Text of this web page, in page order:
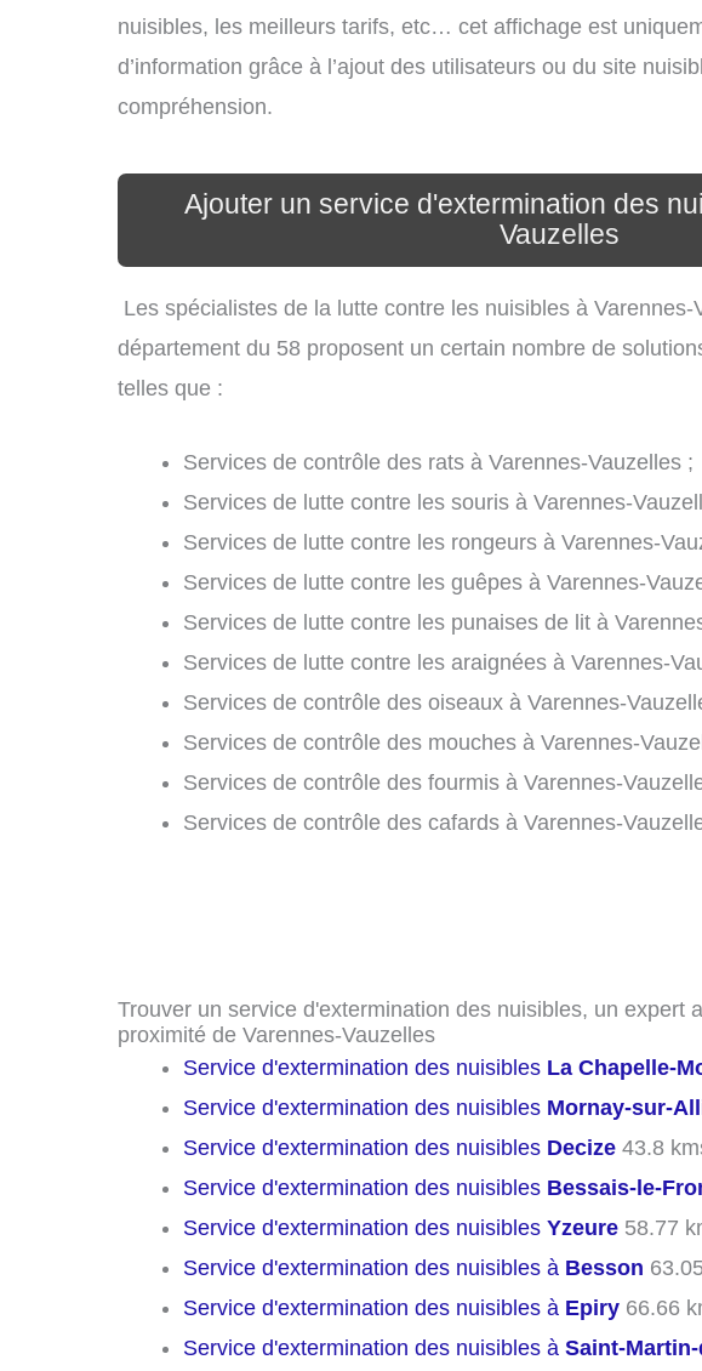
nuisibles, les meilleurs tarifs, etc… cet affichage est
d’information grâce à l’ajout des utilisateurs ou du site
compréhension.
Ajouter un service d'extermination des
Vauzelles
Les spécialistes de la lutte contre les nuisibles à
département du 58 proposent un certain nombre de
telles que :
Services de contrôle des rats à Varennes-Vauzelles ;
Services de lutte contre les souris à Varennes-
Services de lutte contre les rongeurs à Varennes-
Services de lutte contre les guêpes à Varennes-
Services de lutte contre les punaises de lit à
Services de lutte contre les araignées à Varennes-
Services de contrôle des oiseaux à Varennes-
Services de contrôle des mouches à Varennes-
Services de contrôle des fourmis à Varennes-
Services de contrôle des cafards à Varennes-
Trouver un service d'extermination des nuisibles, un expert
proximité de Varennes-Vauzelles
Service d'extermination des nuisibles La Chapelle-
Service d'extermination des nuisibles Mornay-sur-
Service d'extermination des nuisibles Decize 43.8
Service d'extermination des nuisibles Bessais-le-
Service d'extermination des nuisibles Yzeure 58.77
Service d'extermination des nuisibles à Besson
Service d'extermination des nuisibles à Epiry 66.66
Service d'extermination des nuisibles à Saint-